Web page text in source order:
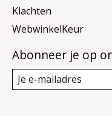
Klachten
WebwinkelKeur
Abonneer je op